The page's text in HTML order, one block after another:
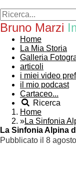
Bruno Marzi
Home
La Mia Storia
Galleria
articoli
i miei video
il mio podcast
Cartaceo...
Ricerca
Home
»La Sinfonia
La Sinfonia Alpina
Pubblicato il 8